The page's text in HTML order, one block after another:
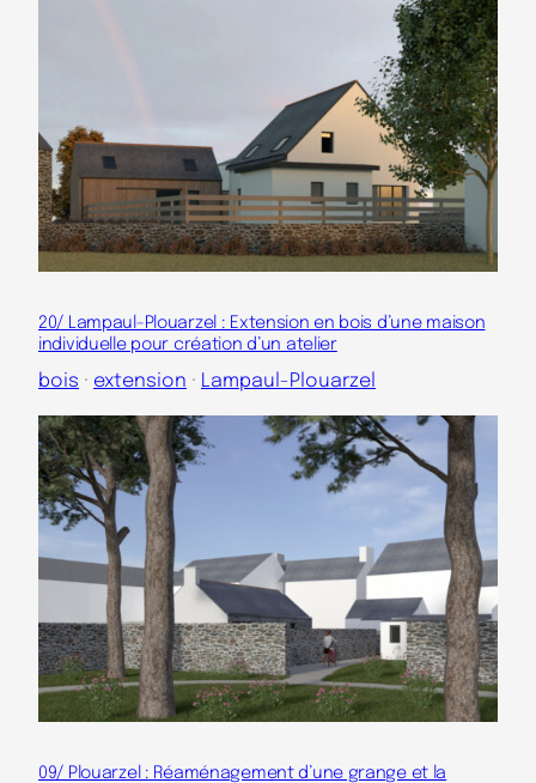
20/ Lampaul-Plouarzel : Extension en bois d’une maison
individuelle pour création d’un atelier
bois · extension · Lampaul-Plouarzel
09/ Plouarzel : Réaménagement d’une grange et la